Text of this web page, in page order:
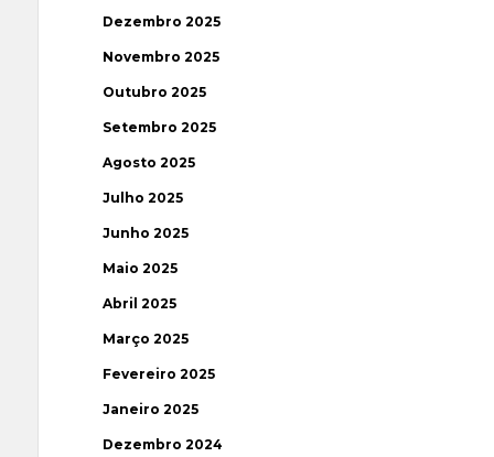
Dezembro 2025
Novembro 2025
Outubro 2025
Setembro 2025
Agosto 2025
Julho 2025
Junho 2025
Maio 2025
Abril 2025
Março 2025
Fevereiro 2025
Janeiro 2025
Dezembro 2024